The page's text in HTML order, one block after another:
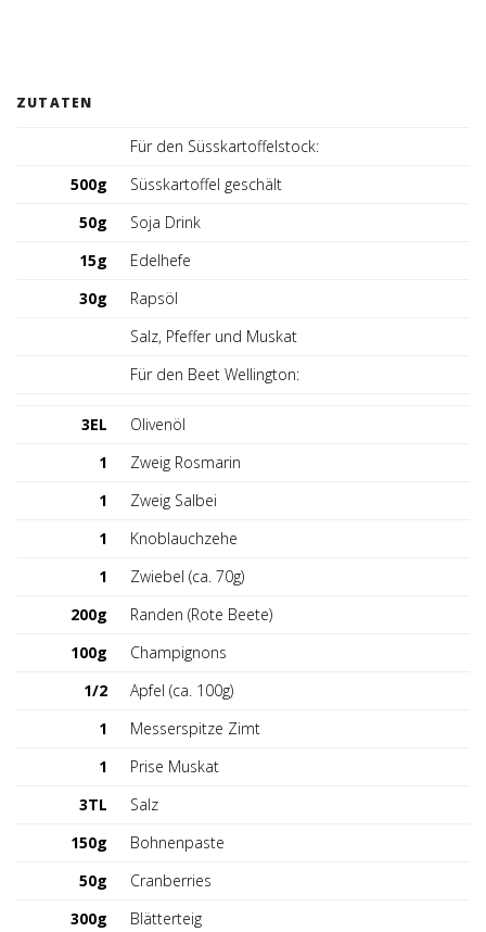
ZUTATEN
Für den Süsskartoffelstock:
500g
Süsskartoffel geschält
50g
Soja Drink
15g
Edelhefe
30g
Rapsöl
Salz, Pfeffer und Muskat
Für den Beet Wellington:
3EL
Olivenöl
1
Zweig Rosmarin
1
Zweig Salbei
1
Knoblauchzehe
1
Zwiebel (ca. 70g)
200g
Randen (Rote Beete)
100g
Champignons
1/2
Apfel (ca. 100g)
1
Messerspitze Zimt
1
Prise Muskat
3TL
Salz
150g
Bohnenpaste
50g
Cranberries
300g
Blätterteig